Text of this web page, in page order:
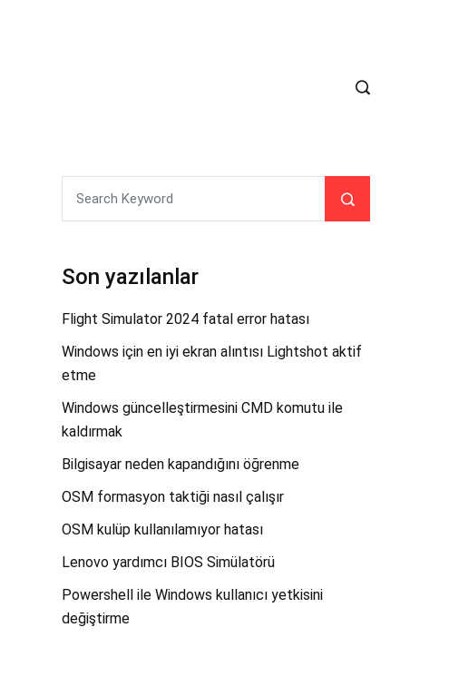
Son yazılanlar
Flight Simulator 2024 fatal error hatası
Windows için en iyi ekran alıntısı Lightshot aktif
etme
Windows güncelleştirmesini CMD komutu ile
kaldırmak
Bilgisayar neden kapandığını öğrenme
OSM formasyon taktiği nasıl çalışır
OSM kulüp kullanılamıyor hatası
Lenovo yardımcı BIOS Simülatörü
Powershell ile Windows kullanıcı yetkisini
değiştirme